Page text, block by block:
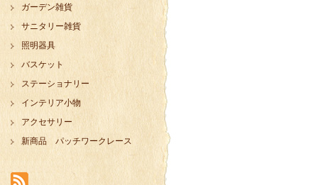
ガーデン雑貨
サニタリー雑貨
照明器具
バスケット
ステーショナリー
インテリア小物
アクセサリー
新商品 パッチワークレース